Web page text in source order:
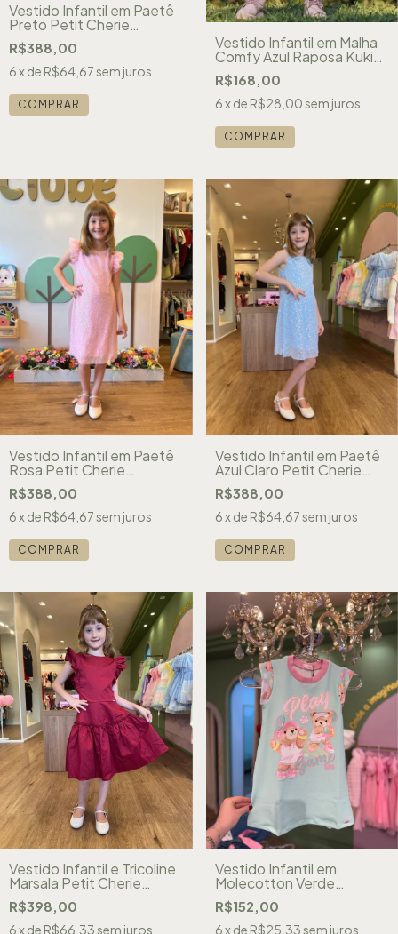
Vestido Infantil em Paetê
Preto Petit Cherie
51103128246
R$388,00
6x de R$64,67sem juros
COMPRAR
Vestido Infantil em Malha
Comfy Azul Raposa Kukiê
89587
R$168,00
6x de R$28,00sem juros
COMPRAR
Vestido Infantil em Paetê
Rosa Petit Cherie
51103128206
R$388,00
6x de R$64,67sem juros
COMPRAR
Vestido Infantil em Paetê
Azul Claro Petit Cherie
51103128208
R$388,00
6x de R$64,67sem juros
COMPRAR
Vestido Infantil e Tricoline
Marsala Petit Cherie
51103128126
R$398,00
6x de R$66,33sem juros
Vestido Infantil em
Molecotton Verde
Ursinhos Jogando Tenis
Kukiê 88677
R$152,00
6x de R$25,33sem juros